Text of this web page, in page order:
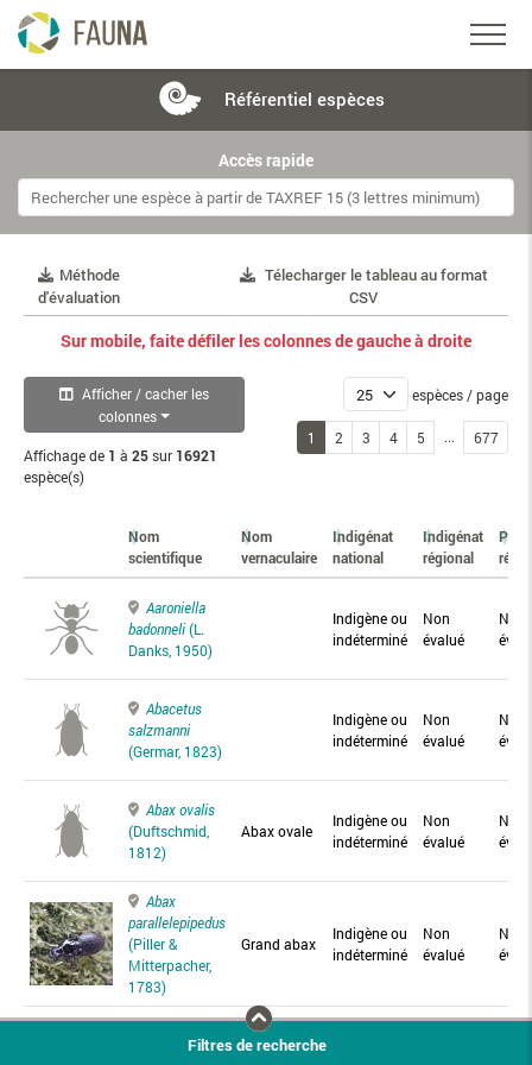
Référentiel espèces
Accès rapide
Méthode
d'évaluation
Télecharger le tableau au format
CSV
Sur mobile, faite défiler les colonnes de gauche à droite
Afficher / cacher les
colonnes
Affichage de 1 à 25sur 16921
espèce(s)
espèces / page
1 2 3 4 5 ... 677
Nom
scientifique
Nom
vernaculaire
Indigénat
national
Indigénat
régional
Aaroniella
badonneli(L.
Danks, 1950)
Indigène ou
indéterminé
Non
évalué
Non
Abacetus
salzmanni
(Germar, 1823)
Indigène ou
indéterminé
Non
évalué
Non
Abax ovalis
(Duftschmid,
1812)
Abax ovale
Indigène ou
indéterminé
Non
évalué
Non
Abax
parallelepipedus
(Piller &
Mitterpacher,
1783)
Grand abax
Indigène ou
indéterminé
Non
évalué
Non
Abax
Abax
Filtres de recherche